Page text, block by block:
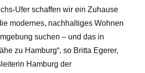
Ufer schaffen wir ein Zuhause
modernes, nachhaltiges Wohnen
suchen – und das in
zu Hamburg“, so Britta Egerer,
Hamburg der